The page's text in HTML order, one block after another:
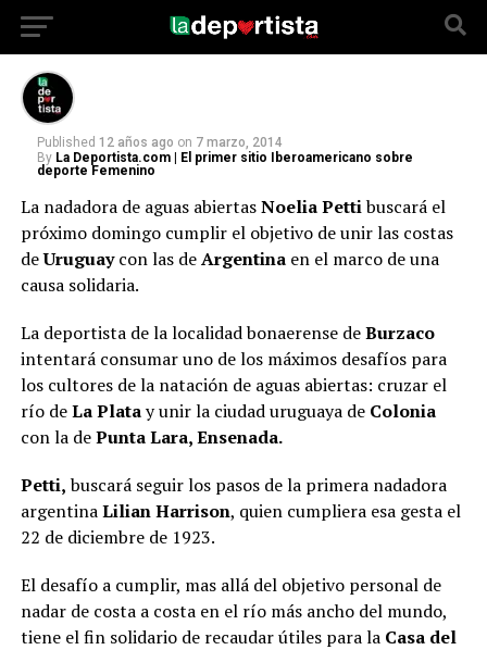
Por una causa solidaria contra la exclusión.
Published 12 años ago on 7 marzo, 2014
By La Deportista.com | El primer sitio Iberoamericano sobre
deporte Femenino
La nadadora de aguas abiertasNoelia Pettibuscará el
próximo domingo cumplir el objetivo de unir las costas
deUruguaycon las deArgentinaen el marco de una
causa solidaria.
La deportista de la localidad bonaerense deBurzaco
intentará consumar uno de los máximos desafíos para
los cultores de la natación de aguas abiertas: cruzar el
río deLa Platay unir la ciudad uruguaya deColonia
con la dePunta Lara, Ensenada.
Petti,buscará seguir los pasos de la primera nadadora
argentinaLilian Harrison, quien cumpliera esa gesta el
22 de diciembre de 1923.
El desafío a cumplir, mas allá del objetivo personal de
nadar de costa a costa en el río más ancho del mundo,
tiene el fin solidario de recaudar útiles para la Casa del